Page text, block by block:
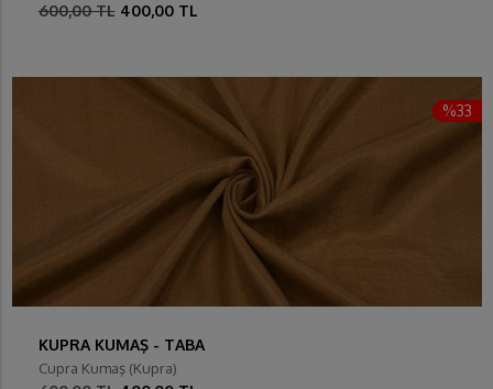
600,00 TL 400,00 TL
%33
KUPRA KUMAŞ - TABA
Cupra Kumaş (Kupra)